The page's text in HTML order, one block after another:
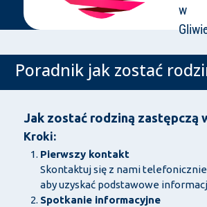
w
Poradnik jak zostać
Jak zostać rodziną zastępczą
Kroki:
Pierwszy kontakt
Skontaktuj się z nami
aby uzyskać podstawowe
Spotkanie informacyjne